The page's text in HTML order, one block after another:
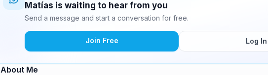
Matías is waiting to hear from you
Send a message and start a conversation for free.
Join Free Log In
About Me